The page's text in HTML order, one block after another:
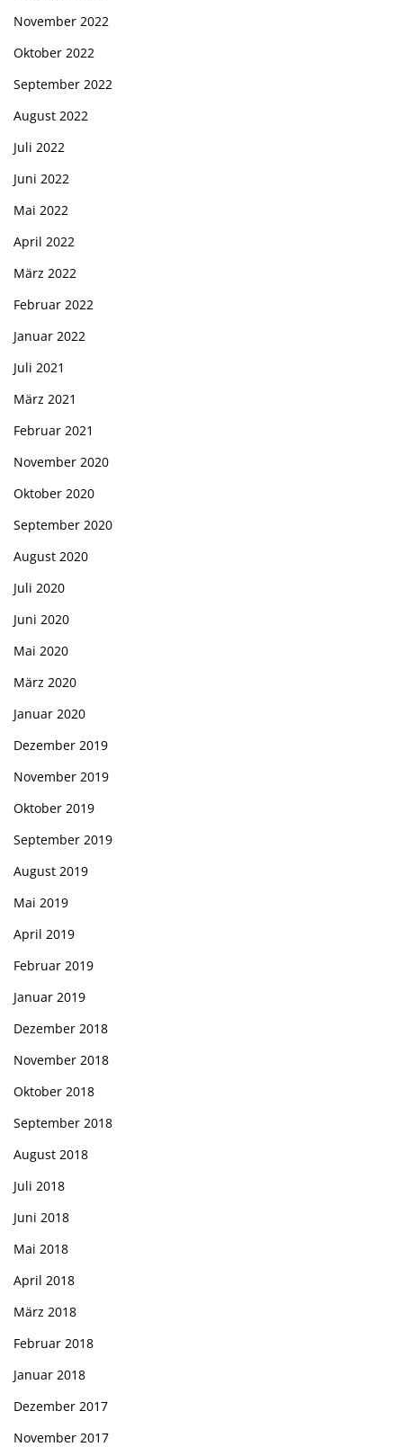
November 2022
Oktober 2022
September 2022
August 2022
Juli 2022
Juni 2022
Mai 2022
April 2022
März 2022
Februar 2022
Januar 2022
Juli 2021
März 2021
Februar 2021
November 2020
Oktober 2020
September 2020
August 2020
Juli 2020
Juni 2020
Mai 2020
März 2020
Januar 2020
Dezember 2019
November 2019
Oktober 2019
September 2019
August 2019
Mai 2019
April 2019
Februar 2019
Januar 2019
Dezember 2018
November 2018
Oktober 2018
September 2018
August 2018
Juli 2018
Juni 2018
Mai 2018
April 2018
März 2018
Februar 2018
Januar 2018
Dezember 2017
November 2017